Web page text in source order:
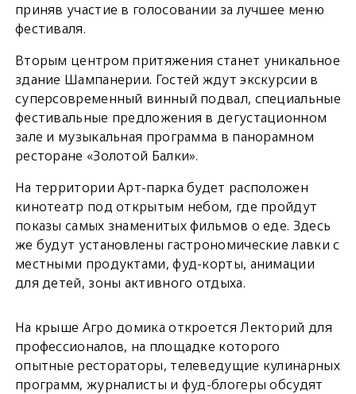
приняв участие в голосовании за лучшее меню
фестиваля.
Вторым центром притяжения станет уникальное
здание Шампанерии. Гостей ждут экскурсии в
суперсовременный винный подвал, специальные
фестивальные предложения в дегустационном
зале и музыкальная программа в панорамном
ресторане «Золотой Балки».
На территории Арт-парка будет расположен
кинотеатр под открытым небом, где пройдут
показы самых знаменитых фильмов о еде. Здесь
же будут установлены гастрономические лавки с
местными продуктами, фуд-корты, анимации
для детей, зоны активного отдыха.
На крыше Агро домика откроется Лекторий для
профессионалов, на площадке которого
опытные рестораторы, телеведущие кулинарных
программ, журналисты и фуд-блогеры обсудят